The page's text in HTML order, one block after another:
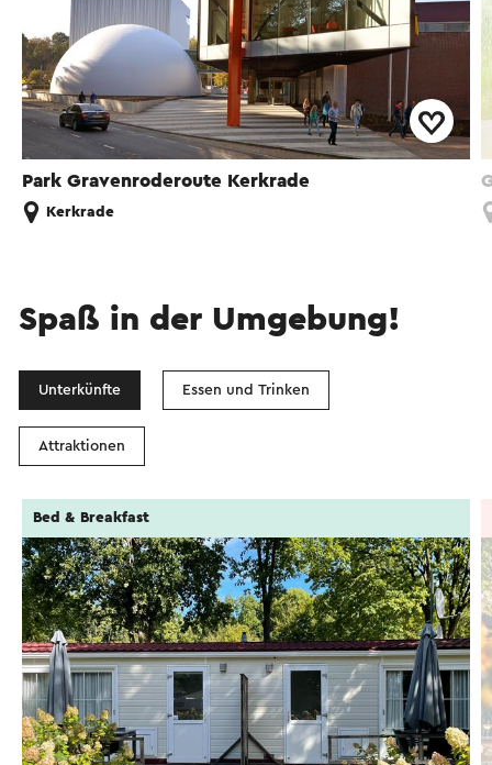
Park Gravenroderoute Kerkrade
Kerkrade
Spaß in der Umgebung!
Unterkünfte Essen und Trinken
Attraktionen
Bed & Breakfast